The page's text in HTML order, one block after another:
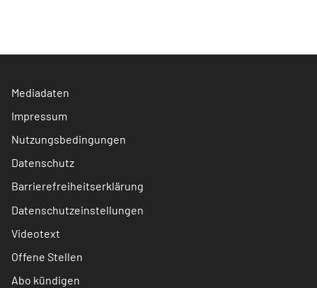
Mediadaten
Impressum
Nutzungsbedingungen
Datenschutz
Barrierefreiheitserklärung
Datenschutzeinstellungen
Videotext
Offene Stellen
Abo kündigen